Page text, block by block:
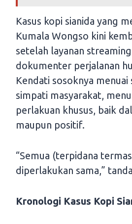
Kasus kopi sianida yang
Kumala Wongso kini
setelah layanan
dokumenter perjalanan
Kendati sosoknya menuai
simpati masyarakat,
perlakuan khusus, baik
maupun positif.
“Semua (terpidana
diperlakukan sama,”
Kronologi Kasus Kopi